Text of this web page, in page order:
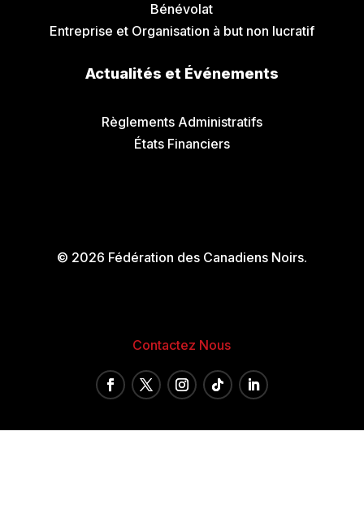
Bénévolat
Entreprise et Organisation à but non lucratif
Actualités et Événements
Règlements Administratifs
États Financiers
© 2026 Fédération des Canadiens Noirs.
Contactez Nous